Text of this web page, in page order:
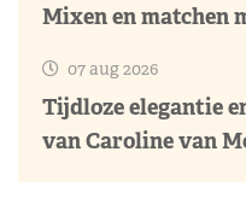
Mixen en matchen
07 aug 2026
Tijdloze elegantie
van Caroline van